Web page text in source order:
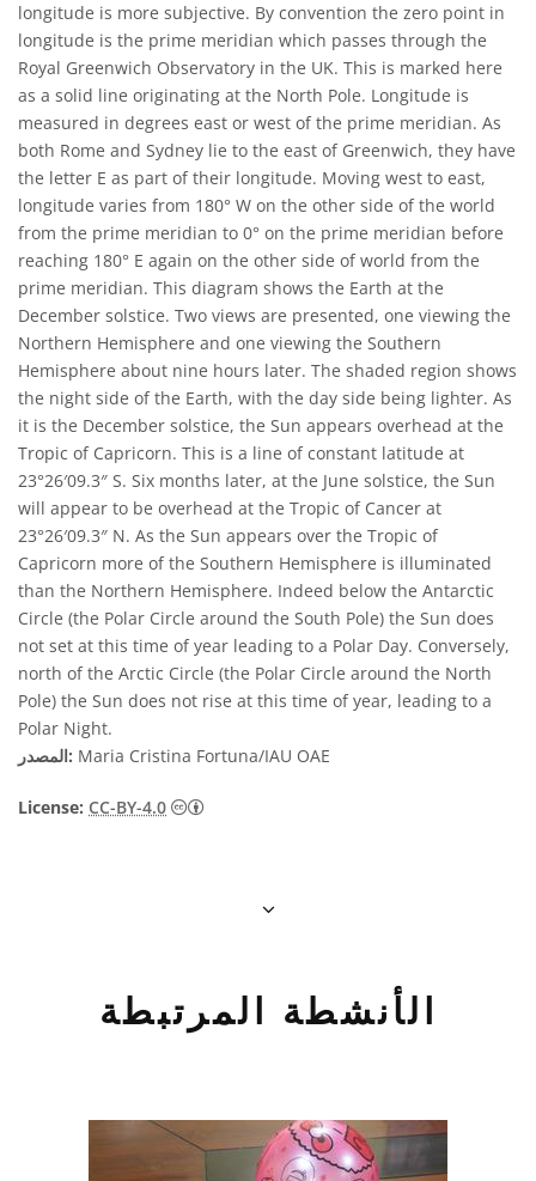
longitude is more subjective. By convention the zero point in
longitude is the prime meridian which passes through the
Royal Greenwich Observatory in the UK. This is marked here
as a solid line originating at the North Pole. Longitude is
measured in degrees east or west of the prime meridian. As
both Rome and Sydney lie to the east of Greenwich, they have
the letter E as part of their longitude. Moving west to east,
longitude varies from 180° W on the other side of the world
from the prime meridian to 0° on the prime meridian before
reaching 180° E again on the other side of world from the
prime meridian. This diagram shows the Earth at the
December solstice. Two views are presented, one viewing the
Northern Hemisphere and one viewing the Southern
Hemisphere about nine hours later. The shaded region shows
the night side of the Earth, with the day side being lighter. As
it is the December solstice, the Sun appears overhead at the
Tropic of Capricorn. This is a line of constant latitude at
23°26′09.3″ S. Six months later, at the June solstice, the Sun
will appear to be overhead at the Tropic of Cancer at
23°26′09.3″ N. As the Sun appears over the Tropic of
Capricorn more of the Southern Hemisphere is illuminated
than the Northern Hemisphere. Indeed below the Antarctic
Circle (the Polar Circle around the South Pole) the Sun does
not set at this time of year leading to a Polar Day. Conversely,
north of the Arctic Circle (the Polar Circle around the North
Pole) the Sun does not rise at this time of year, leading to a
Polar Night.
المصدر: Maria Cristina Fortuna/IAU OAE
License: CC-BY-4.0
الأنشطة المرتبطة